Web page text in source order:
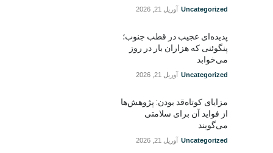
Uncategorized آوریل 21, 2026
پدیده‌ای عجیب در قطب جنوب؛
پنگوئنی که هزاران بار در روز
می‌خوابد
Uncategorized آوریل 21, 2026
مزایای کوتاه‌قد بودن: پژوهش‌ها
از فواید آن برای سلامتی
می‌گویند
Uncategorized آوریل 21, 2026